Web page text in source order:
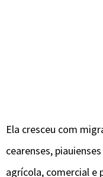
Ela cresceu com
cearenses,
agrícola, comercial e